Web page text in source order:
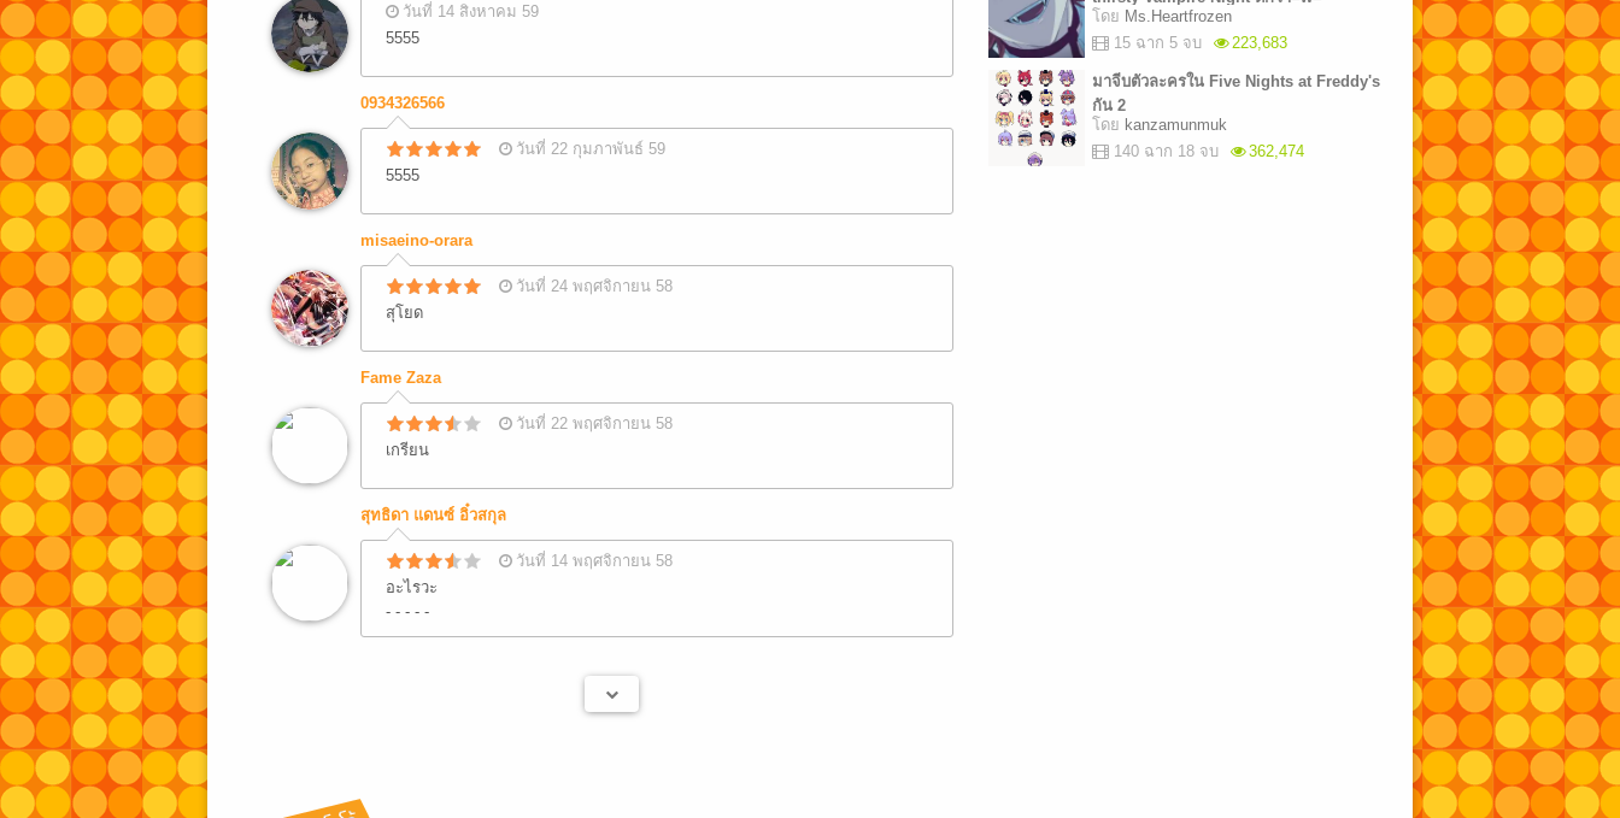
วันที่ 14 สิงหาคม 59
5555
0934326566
วันที่ 22 กุมภาพันธ์ 59
5555
misaeino-orara
วันที่ 24 พฤศจิกายน 58
สุโยด
Fame Zaza
วันที่ 22 พฤศจิกายน 58
เกรียน
สุทธิดา แดนซ์ อิ๋วสกุล
วันที่ 14 พฤศจิกายน 58
อะไรวะ
- - - - -
โดย Ms.Heartfrozen
15 ฉาก 5 จบ
223,683
มาจีบตัวละครใน Five Nights at Freddy's
กัน 2
โดย kanzamunmuk
140 ฉาก 18 จบ
362,474